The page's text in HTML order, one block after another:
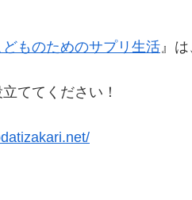
ものためのサプリ生活 』
ててください！